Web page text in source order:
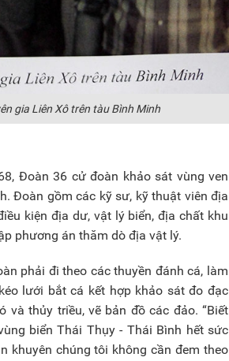
gia Liên Xô trên tàu Bình Minh
Đoàn 36 cử đoàn khảo sát vùng ven
Đoàn gồm các kỹ sư, kỹ thuật viên địa
kiện địa dư, vật lý biển, địa chất khu
phương án thăm dò địa vật lý.
phải đi theo các thuyền đánh cá, làm
lưới bắt cá kết hợp khảo sát đo đạc
thủy triều, vẽ bản đồ các đảo. “Biết
biển Thái Thụy - Thái Bình hết sức
khuyên chúng tôi không cần đem theo